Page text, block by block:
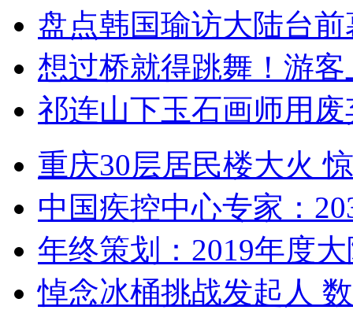
盘点韩国瑜访大陆台
想过桥就得跳舞！游客
祁连山下玉石画师用
重庆30层居民楼大火
中国疾控中心专家：
年终策划：2019年度
悼念冰桶挑战发起人